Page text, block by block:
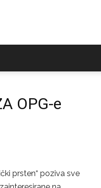
OPG-e
prsten“ poziva sve